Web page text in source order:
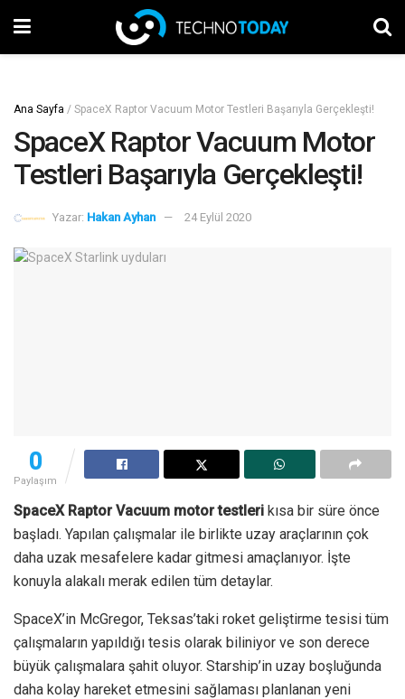
Ana Sayfa / SpaceX Raptor Vacuum Motor Testleri Başarıyla Gerçekleşti!
SpaceX Raptor Vacuum Motor
Testleri Başarıyla Gerçekleşti!
Yazar: Hakan Ayhan 24 Eylül 2020
0
Paylaşım
SpaceX Raptor Vacuum motor testleri kısa bir süre önce
başladı. Yapılan çalışmalar ile birlikte uzay araçlarının çok
daha uzak mesafelere kadar gitmesi amaçlanıyor. İşte
konuyla alakalı merak edilen tüm detaylar.
SpaceX’in McGregor, Teksas’taki roket geliştirme tesisi tüm
çalışmaların yapıldığı tesis olarak biliniyor ve son derece
büyük çalışmalara şahit oluyor. Starship’in uzay boşluğunda
daha kolay hareket etmesini sağlaması planlanan yeni